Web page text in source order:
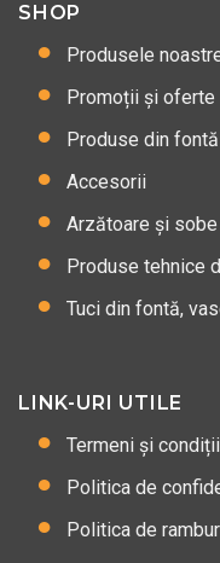
SHOP
Produsele
Promoții și oferte
Produse din
Accesorii
Arzătoare și
Produse tehnice
Tuci din fontă,
LINK-URI UTILE
Termeni și condiții
Politica de
Politica de